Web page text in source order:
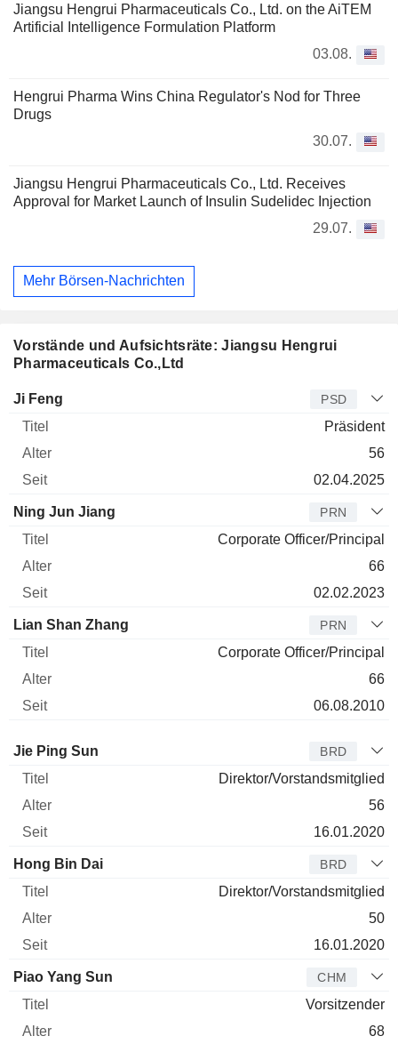
Jiangsu Hengrui Pharmaceuticals Co., Ltd. on the AiTEM
Artificial Intelligence Formulation Platform
03.08.
Hengrui Pharma Wins China Regulator's Nod for Three
Drugs
30.07.
Jiangsu Hengrui Pharmaceuticals Co., Ltd. Receives
Approval for Market Launch of Insulin Sudelidec Injection
29.07.
Mehr Börsen-Nachrichten
Vorstände und Aufsichtsräte: Jiangsu Hengrui
Pharmaceuticals Co.,Ltd
Manager
Ji Feng PSD
Präsident
56
02.04.2025
Ning Jun Jiang PRN
Corporate Officer/Principal
66
02.02.2023
Lian Shan Zhang PRN
Corporate Officer/Principal
66
06.08.2010
Verwaltungsratsmitglied
Jie Ping Sun BRD
Direktor/Vorstandsmitglied
56
16.01.2020
Hong Bin Dai BRD
Direktor/Vorstandsmitglied
50
16.01.2020
Piao Yang Sun CHM
Vorsitzender
68